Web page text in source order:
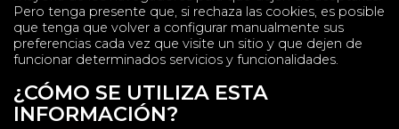
Pero tenga presente que, si rechaza las cookies, es posible
que tenga que volver a configurar manualmente sus
preferencias cada vez que visite un sitio y que dejen de
funcionar determinados servicios y funcionalidades.
¿CÓMO SE UTILIZA ESTA
INFORMACIÓN?